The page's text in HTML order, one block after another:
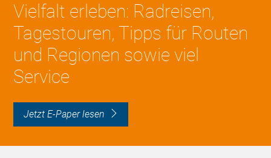
Vielfalt erleben: Radreisen,
Tagestouren, Tipps für Routen
und Regionen sowie viel
Service
Jetzt E-Paper lesen